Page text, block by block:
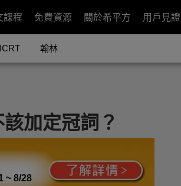
課程 免費資源 關於希平方 用戶見證
ICRT 翰林
加定冠詞？
~ 8/28